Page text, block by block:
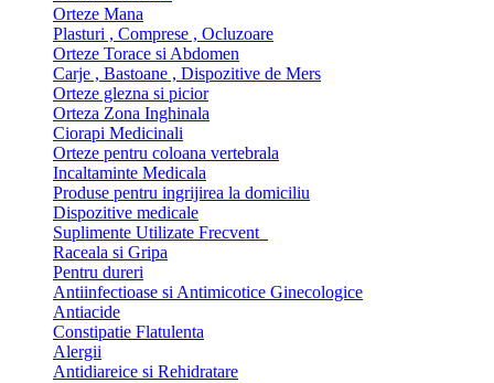
Orteze Mana
Plasturi , Comprese , Ocluzoare
Orteze Torace si Abdomen
Carje , Bastoane , Dispozitive de Mers
Orteze glezna si picior
Orteza Zona Inghinala
Ciorapi Medicinali
Orteze pentru coloana vertebrala
Incaltaminte Medicala
Produse pentru ingrijirea la domiciliu
Dispozitive medicale
Suplimente Utilizate Frecvent
Raceala si Gripa
Pentru dureri
Antiinfectioase si Antimicotice Ginecologice
Antiacide
Constipatie Flatulenta
Alergii
Antidiareice si Rehidratare